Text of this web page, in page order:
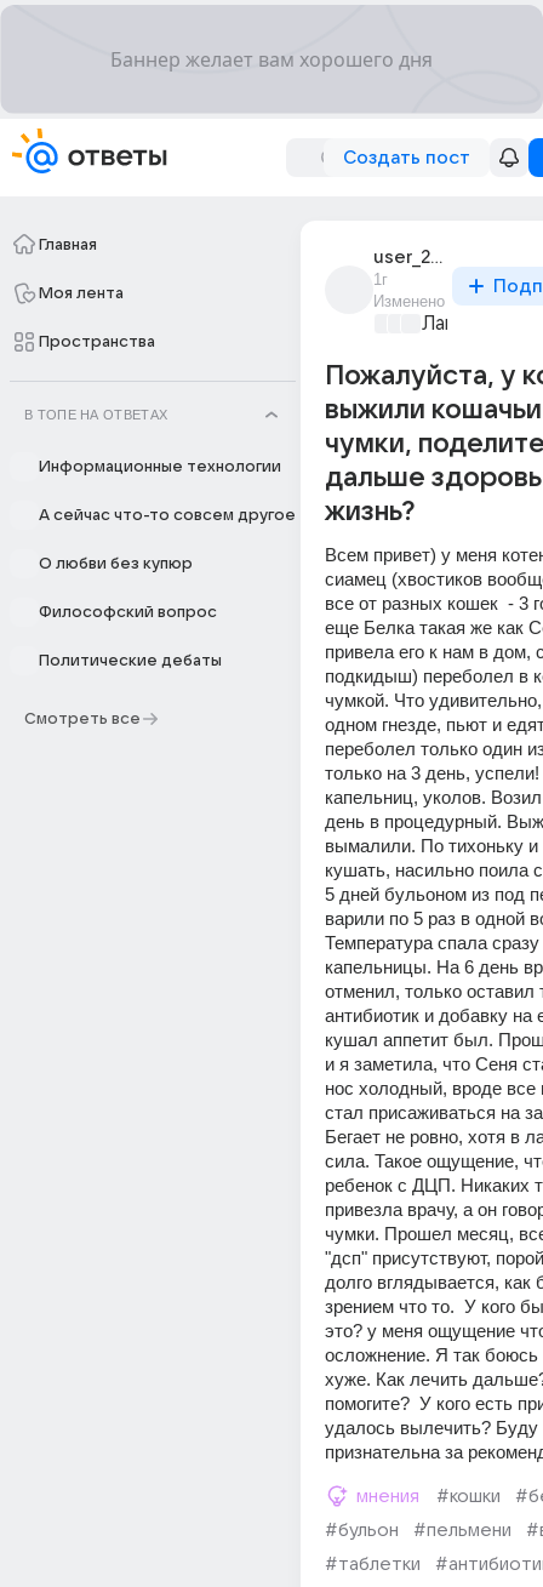
Создать пост
Главная
Моя лента
Пространства
В ТОПЕ НА ОТВЕТАХ
Информационные технологии
А сейчас что-то совсем другое
О любви без купюр
Философский вопрос
Политические дебаты
Смотреть все
user_237237885
1г
Изменено
Лапки и
Пожалуйста, у
выжили
чумки,
дальше
жизнь?
Всем привет) у меня
сиамец (хвостиков
все от разных кошек  - 3
еще Белка такая же как
привела его к нам в дом,
подкидыш) переболел в
чумкой. Что
одном гнезде, пьют и
переболел только один
только на 3 день,
капельниц, уколов.
день в процедурный.
вымалили. По тихоньку и
кушать, насильно поила
5 дней бульоном из под
варили по 5 раз в одной
Температура спала
капельницы. На 6 день
отменил, только оставил
антибиотик и добавку на
кушал аппетит был.
и я заметила, что Сеня
нос холодный, вроде все
стал присаживаться на
Бегает не ровно, хотя в
сила. Такое ощущение,
ребенок с ДЦП. Никаких
привезла врачу, а он
чумки. Прошел месяц,
"дсп" присутствуют,
долго вглядывается, как
зрением что то.  У кого
это? у меня ощущение
осложнение. Я так боюсь
хуже. Как лечить
помогите?  У кого есть
удалось вылечить? Буду
признательна за
мнения #кошки
#бульон
#пельмени
#таблетки